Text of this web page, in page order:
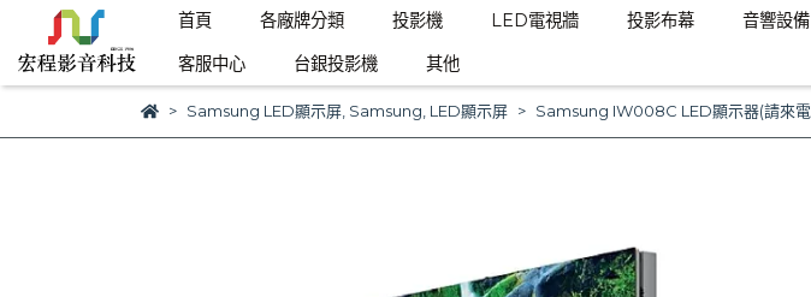
首頁 各廠牌分類 投影機 LED電視牆 投影布幕 音響設備
客服中心
台銀投影機 其他
Samsung LED顯示屏, Samsung LED顯示屏 Samsung IW008C LED顯示器(請來